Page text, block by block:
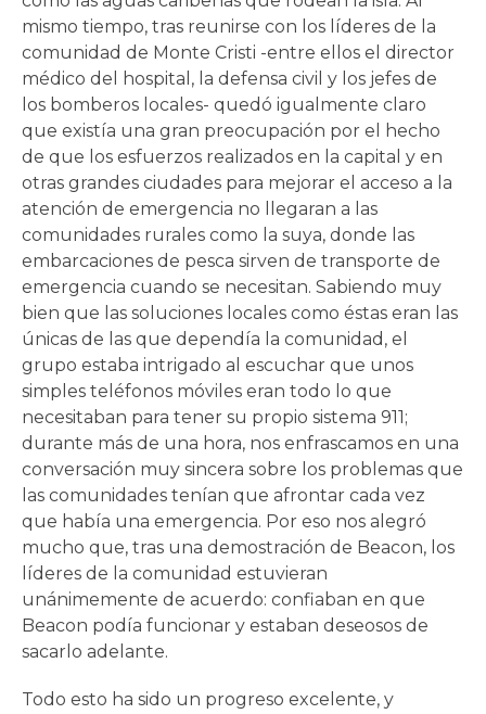
mismo tiempo, tras reunirse con los líderes de la
comunidad de Monte Cristi -entre ellos el director
médico del hospital, la defensa civil y los jefes de
los bomberos locales- quedó igualmente claro
que existía una gran preocupación por el hecho
de que los esfuerzos realizados en la capital y en
otras grandes ciudades para mejorar el acceso a la
atención de emergencia no llegaran a las
comunidades rurales como la suya, donde las
embarcaciones de pesca sirven de transporte de
emergencia cuando se necesitan. Sabiendo muy
bien que las soluciones locales como éstas eran las
únicas de las que dependía la comunidad, el
grupo estaba intrigado al escuchar que unos
simples teléfonos móviles eran todo lo que
necesitaban para tener su propio sistema 911;
durante más de una hora, nos enfrascamos en una
conversación muy sincera sobre los problemas que
las comunidades tenían que afrontar cada vez
que había una emergencia. Por eso nos alegró
mucho que, tras una demostración de Beacon, los
líderes de la comunidad estuvieran
unánimemente de acuerdo: confiaban en que
Beacon podía funcionar y estaban deseosos de
sacarlo adelante.
Todo esto ha sido un progreso excelente, y